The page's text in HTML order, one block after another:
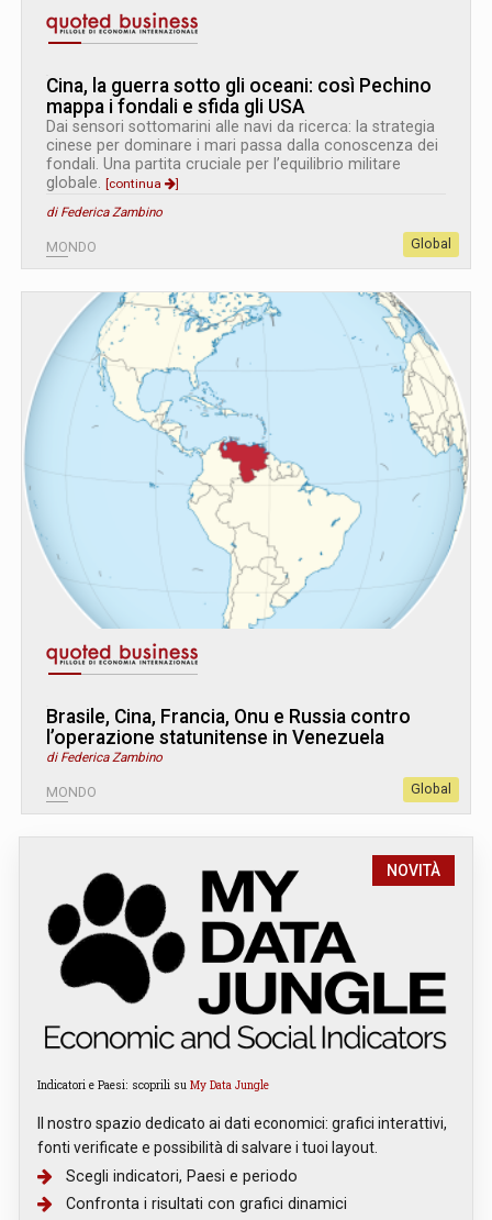
Cina, la guerra sotto gli oceani: così Pechino
mappa i fondali e sfida gli USA
Dai sensori sottomarini alle navi da ricerca: la strategia
cinese per dominare i mari passa dalla conoscenza dei
fondali. Una partita cruciale per l’equilibrio militare
globale. [continua
]
di Federica Zambino
MONDO Global
Brasile, Cina, Francia, Onu e Russia contro
l’operazione statunitense in Venezuela
di Federica Zambino
MONDO Global
NOVITÀ
Indicatori e Paesi: scoprili su My Data Jungle
Il nostro spazio dedicato ai dati economici: grafici interattivi,
fonti verificate e possibilità di salvare i tuoi layout.
Scegli indicatori, Paesi e periodo
Confronta i risultati con grafici dinamici